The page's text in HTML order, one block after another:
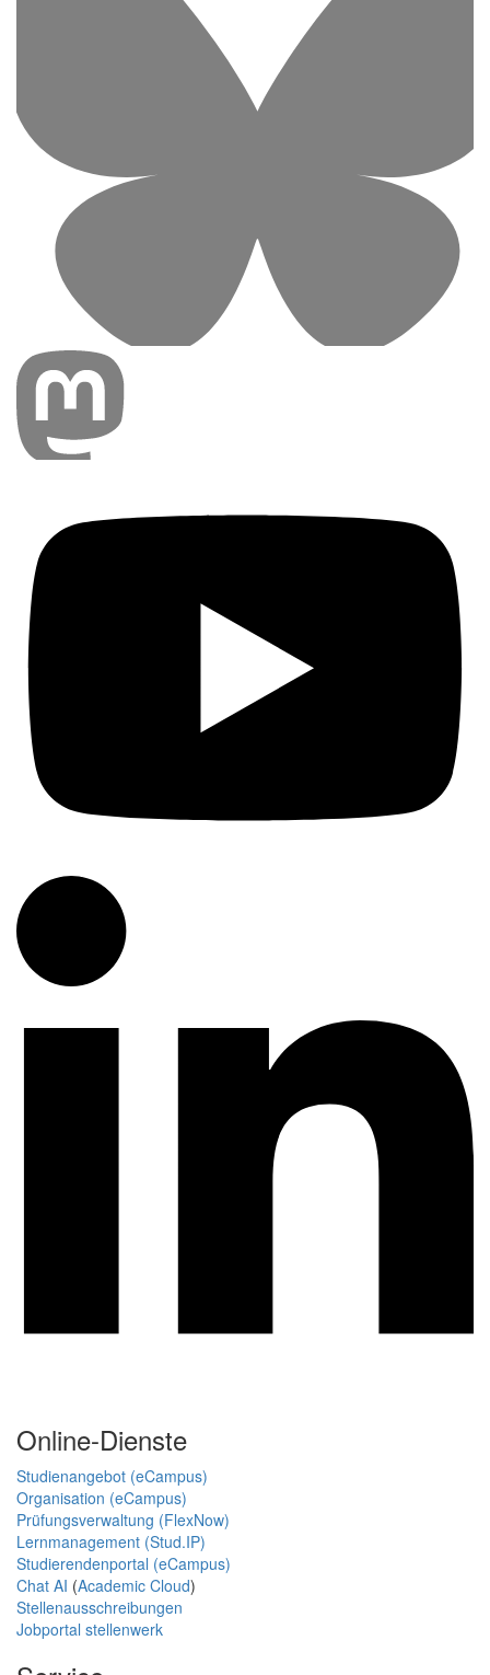
Online-Dienste
Studienangebot (eCampus)
Organisation (eCampus)
Prüfungsverwaltung (FlexNow)
Lernmanagement (Stud.IP)
Studierendenportal (eCampus)
Chat AI (Academic Cloud)
Stellenausschreibungen
Jobportal stellenwerk